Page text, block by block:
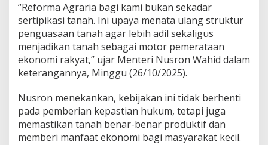
“Reforma Agraria bagi kami bukan sekadar
sertipikasi tanah. Ini upaya menata ulang struktur
penguasaan tanah agar lebih adil sekaligus
menjadikan tanah sebagai motor pemerataan
ekonomi rakyat,” ujar Menteri Nusron Wahid dalam
keterangannya, Minggu (26/10/2025).
Nusron menekankan, kebijakan ini tidak berhenti
pada pemberian kepastian hukum, tetapi juga
memastikan tanah benar-benar produktif dan
memberi manfaat ekonomi bagi masyarakat kecil.